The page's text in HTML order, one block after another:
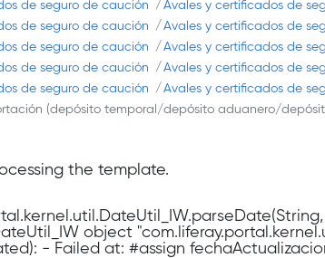
de seguro de caución
Avales y certificados de
de seguro de caución
Avales y certificados de
de seguro de caución
Avales y certificados de
de seguro de caución
Avales y certificados de
de seguro de caución
Avales y certificados de
(depósito temporal/depósito aduanero/
the template.
object
- Failed at: #assign